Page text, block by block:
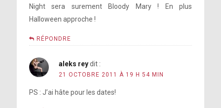
Night sera surement Bloody Mary ! En plus
Halloween approche !
RÉPONDRE
aleks rey dit :
21 OCTOBRE 2011 À 19 H 54 MIN
PS : J’ai hâte pour les dates!